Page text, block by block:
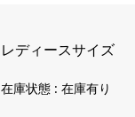
レディースサイズ
在庫状態 : 在庫有り